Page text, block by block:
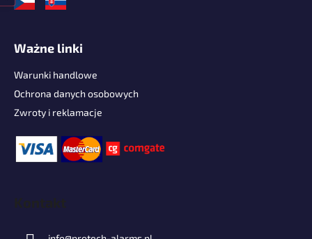
Ważne linki
Warunki handlowe
Ochrona danych osobowych
Zwroty i reklamacje
Kontakt